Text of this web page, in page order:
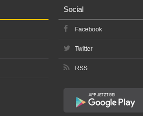
Social
Facebook
Twitter
RSS